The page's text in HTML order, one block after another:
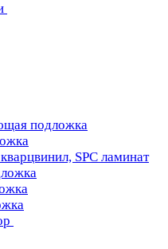
подложка
SPC ламинат